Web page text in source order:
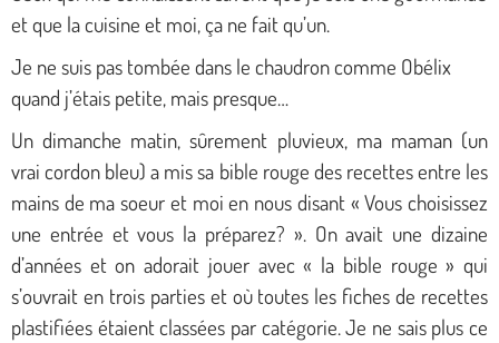
et que la cuisine et moi, ça ne fait qu’un.
Je ne suis pas tombée dans le chaudron comme Obélix
quand j’étais petite, mais presque…
Un dimanche matin, sûrement pluvieux, ma maman (un
vrai cordon bleu) a mis sa bible rouge des recettes entre les
mains de ma soeur et moi en nous disant « Vous choisissez
une entrée et vous la préparez? ».On avait une dizaine
d’années et on adorait jouer avec « la bible rouge » qui
s’ouvrait en trois parties et où toutes les fiches de recettes
plastifiées étaient classées par catégorie. Je ne sais plus ce